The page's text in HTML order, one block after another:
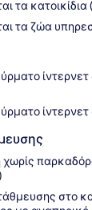
τα
τα ζώα
ίντερνετ
στο